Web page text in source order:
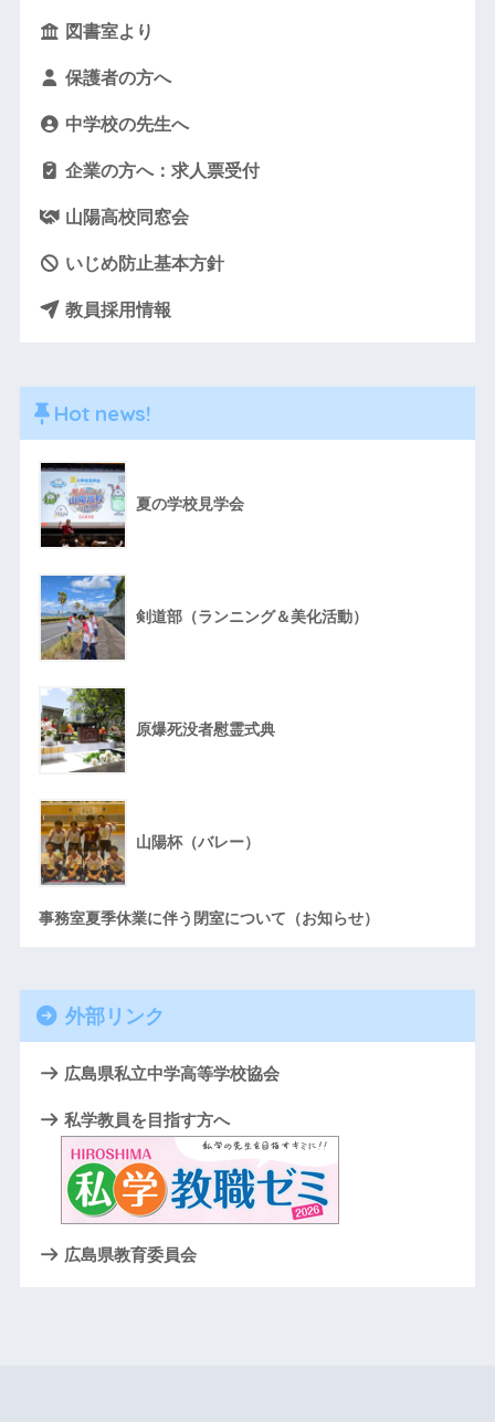
図書室より
保護者の方へ
中学校の先生へ
企業の方へ：求人票受付
山陽高校同窓会
いじめ防止基本方針
教員採用情報
Hot news!
夏の学校見学会
剣道部（ランニング＆美化活動）
原爆死没者慰霊式典
山陽杯（バレー）
事務室夏季休業に伴う閉室について（お知らせ）
外部リンク
広島県私立中学高等学校協会
私学教員を目指す方へ
広島県教育委員会